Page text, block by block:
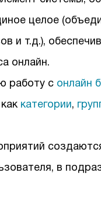
целое
и т.д.),
онлайн.
работу с онлайн
категории,
в